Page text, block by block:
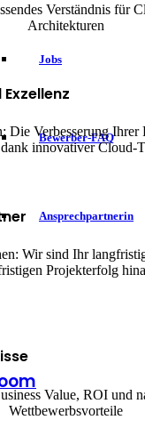
Jobs
Bewerber-FAQ
Ansprechpartnerin
Verständnis für
Architekturen
Die Verbesserung Ihrer
innovativer Cloud-
Wir sind Ihr
Projekterfolg
Value, ROI und
Wettbewerbsvorteile